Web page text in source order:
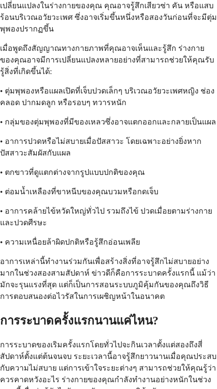
เปลี่ยนแปลงในร่างกายของคุณ คุณอาจรู้สึกเสียวซ่า คัน หรือแสบ
ร้อนบริเวณอวัยวะเพศ ซึ่งอาจเริ่มขึ้นหนึ่งหรือสองวันก่อนที่จะมีตุ่ม
พุพองปรากฏขึ้น
เมื่อพูดถึงสัญญาณทางกายภาพที่คุณอาจเห็นและรู้สึก ร่างกาย
ของคุณอาจมีการเปลี่ยนแปลงหลายอย่างที่สามารถช่วยให้คุณรับ
รู้สิ่งที่เกิดขึ้นได้:
• ตุ่มพุพองหรือแผลเปิดที่เจ็บปวดเล็กๆ บริเวณอวัยวะเพศหญิง ช่อง
คลอด ปากมดลูก หรือรอบๆ ทวารหนัก
• กลุ่มของตุ่มพุพองที่มีของเหลวซึ่งอาจแตกออกและกลายเป็นแผล
• อาการปวดหรือไม่สบายเมื่อปัสสาวะ โดยเฉพาะอย่างยิ่งหาก
ปัสสาวะสัมผัสกับแผล
• ตกขาวที่ดูแตกต่างจากรูปแบบปกติของคุณ
• ต่อมน้ำเหลืองที่ขาหนีบของคุณบวมหรือกดเจ็บ
• อาการคล้ายไข้หวัดใหญ่ทั่วไป รวมถึงไข้ ปวดเมื่อยตามร่างกาย
และปวดศีรษะ
• ความเหนื่อยล้าผิดปกติหรือรู้สึกอ่อนเพลีย
อาการเหล่านี้ทำงานร่วมกันเพื่อสร้างสิ่งที่อาจรู้สึกไม่สบายอย่าง
มากในช่วงสองสามสัปดาห์ ข่าวดีก็คือการระบาดครั้งแรกนี้ แม้ว่า
มักจะรุนแรงที่สุด แต่ก็เป็นการสอนระบบภูมิคุ้มกันของคุณถึงวิธี
การตอบสนองต่อไวรัสในการเผชิญหน้าในอนาคต
การระบาดครั้งแรกนานแค่ไหน?
การระบาดของเริมครั้งแรกโดยทั่วไปจะกินเวลาตั้งแต่สองถึงสี่
สัปดาห์ตั้งแต่ต้นจนจบ ระยะเวลานี้อาจรู้สึกยาวนานเมื่อคุณประสบ
กับความไม่สบาย แต่การเข้าใจระยะต่างๆ สามารถช่วยให้คุณรู้ว่า
ควรคาดหวังอะไร ร่างกายของคุณกำลังทำงานอย่างหนักในช่วง